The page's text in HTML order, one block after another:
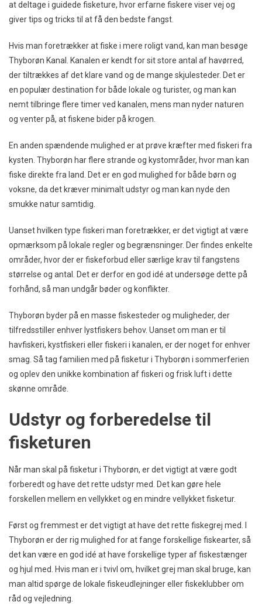
at deltage i guidede fisketure, hvor erfarne fiskere viser vej og
giver tips og tricks til at få den bedste fangst.
Hvis man foretrækker at fiske i mere roligt vand, kan man besøge
Thyborøn Kanal. Kanalen er kendt for sit store antal af havørred,
der tiltrækkes af det klare vand og de mange skjulesteder. Det er
en populær destination for både lokale og turister, og man kan
nemt tilbringe flere timer ved kanalen, mens man nyder naturen
og venter på, at fiskene bider på krogen.
En anden spændende mulighed er at prøve kræfter med fiskeri fra
kysten. Thyborøn har flere strande og kystområder, hvor man kan
fiske direkte fra land. Det er en god mulighed for både børn og
voksne, da det kræver minimalt udstyr og man kan nyde den
smukke natur samtidig.
Uanset hvilken type fiskeri man foretrækker, er det vigtigt at være
opmærksom på lokale regler og begrænsninger. Der findes enkelte
områder, hvor der er fiskeforbud eller særlige krav til fangstens
størrelse og antal. Det er derfor en god idé at undersøge dette på
forhånd, så man undgår bøder og konflikter.
Thyborøn byder på en masse fiskesteder og muligheder, der
tilfredsstiller enhver lystfiskers behov. Uanset om man er til
havfiskeri, kystfiskeri eller fiskeri i kanalen, er der noget for enhver
smag. Så tag familien med på fisketur i Thyborøn i sommerferien
og oplev den unikke kombination af fiskeri og frisk luft i dette
skønne område.
Udstyr og forberedelse til
fisketuren
Når man skal på fisketur i Thyborøn, er det vigtigt at være godt
forberedt og have det rette udstyr med. Det kan gøre hele
forskellen mellem en vellykket og en mindre vellykket fisketur.
Først og fremmest er det vigtigt at have det rette fiskegrej med. I
Thyborøn er der rig mulighed for at fange forskellige fiskearter, så
det kan være en god idé at have forskellige typer af fiskestænger
og hjul med. Hvis man er i tvivl om, hvilket grej man skal bruge, kan
man altid spørge de lokale fiskeudlejninger eller fiskeklubber om
råd og vejledning.